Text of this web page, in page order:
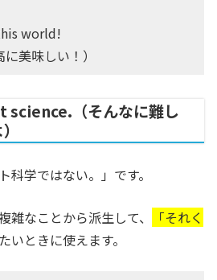
world!
美味しい！）
（そんなに難し
科学ではない。」です。
雑なことから派生して、
「それく
いときに使えます。